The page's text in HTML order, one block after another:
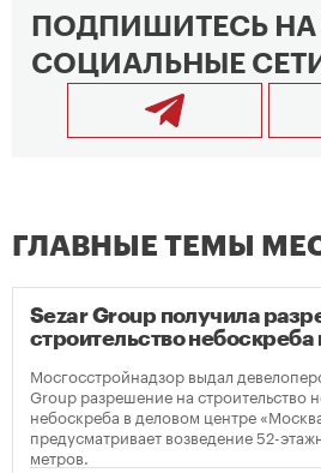
ПОДПИШИТЕСЬ
СОЦИАЛЬНЫЕ СЕТИ
ГЛАВНЫЕ ТЕМЫ
Sezar Group получила
строительство
Мосгосстройнадзор выдал
Group разрешение на строительство
небоскреба в деловом центре
предусматривает возведение 52-
метров.